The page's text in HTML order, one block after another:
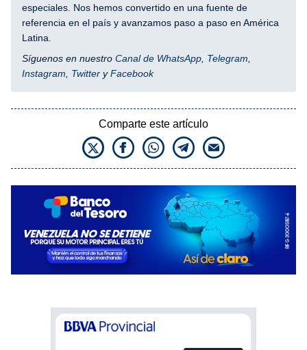
especiales. Nos hemos convertido en una fuente de
referencia en el país y avanzamos paso a paso en América
Latina.
Síguenos en nuestro Canal de WhatsApp Telegram
Instagram
Twitter yFacebook
Comparte este artículo